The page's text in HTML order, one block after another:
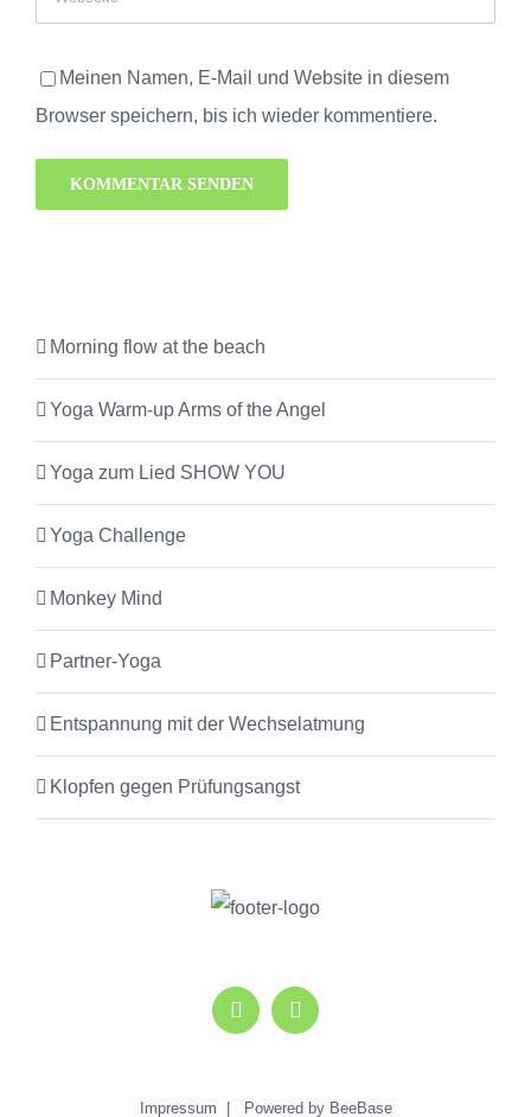
Meinen Namen, E-Mail und Website in diesem
Browser speichern, bis ich wieder kommentiere.
Morning flow at the beach
Yoga Warm-up Arms of the Angel
Yoga zum Lied SHOW YOU
Yoga Challenge
Monkey Mind
Partner-Yoga
Entspannung mit der Wechselatmung
Klopfen gegen Prüfungsangst
Impressum | Powered by BeeBase